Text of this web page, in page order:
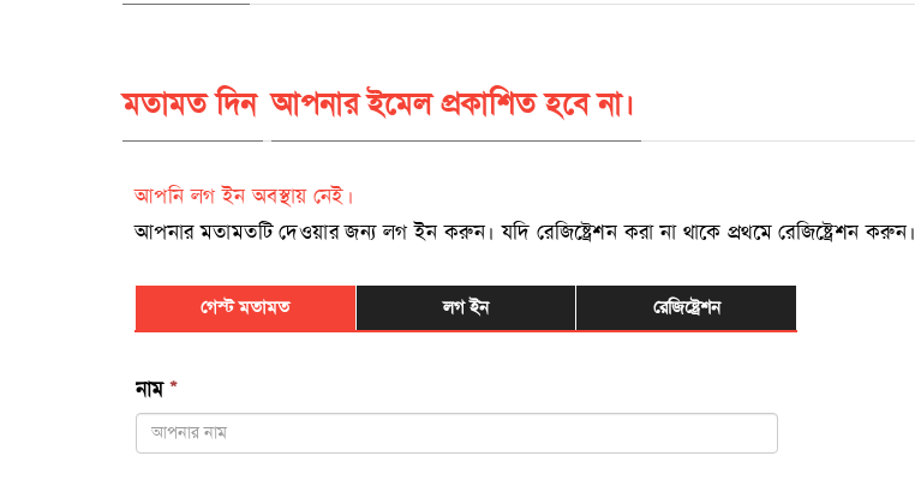
মতামত দিন আপনার ইমেল প্রকাশিত হবে না।
আপনি লগ ইন অবস্থায় নেই।
আপনার মতামতটি দেওয়ার জন্য লগ ইন করুন। যদি রেজিষ্ট্রেশন করা না থাকে প্রথমে রেজিষ্ট্রেশন করুন।
গেস্ট মতামত লগ ইন রেজিষ্ট্রেশন
নাম*